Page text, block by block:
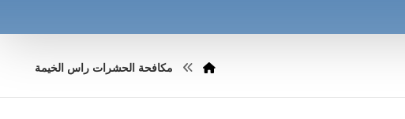
مكافحة الحشرات راس الخيمة